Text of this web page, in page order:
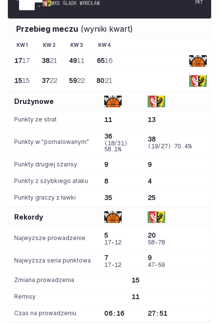
WKS ŚLĄSK WROCŁAW PKT
Przebieg meczu (wyniki kwart)
KW1 KW 2 KW3 KW4
1717 3821 4911 6516
1515 3722 5922 8021
Drużynowe
Punkty ze strat 11 13
Punkty w "pomalowanym"
36
(18/31)
58.1%
38
(19/27) 70.4%
Punkty drugiej szansy 9 9
Punkty z szybkiego ataku 8 4
Punkty graczy z ławki 35 25
Rekordy
Najwyższe prowadzenie 5
17-12
20
58-78
Najwyższa seria punktowa 7
17-12
9
47-59
Zmiana prowadzenia 15
Remisy 11
Czas na prowadzeniu 06:16 27:51